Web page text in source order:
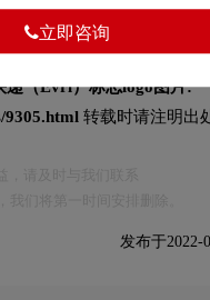
递（Evri）标志logo图片:
9305.html 转载时请注明出
发布于2022-
立即咨询